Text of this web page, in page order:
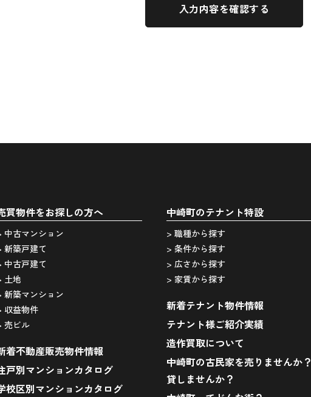
入力内容を確認する
買物件をお探しの方へ
中古マンション
新築戸建て
中古戸建て
土地
新築マンション
収益物件
売ビル
着不動産販売物件情報
戸別マンションカタログ
校区別マンションカタログ
中崎町のテナント特設
> 職種から探す
> 条件から探す
> 広さから探す
> 家賃から探す
新着テナント物件情報
テナント様ご紹介実績
造作買取について
中崎町の古民家を売りませんか？
貸しませんか？